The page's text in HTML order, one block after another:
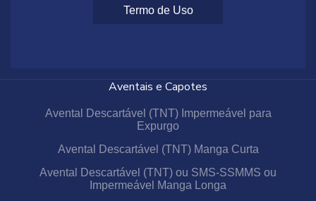
Termo de Uso
Aventais e Capotes
Avental Descartável (TNT) Impermeável para
Expurgo
Avental Descartável (TNT) Manga Curta
Avental Descartável (TNT) ou SMS-SSMMS ou
Impermeável Manga Longa